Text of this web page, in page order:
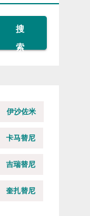
搜
索
伊沙佐米
卡马替尼
吉瑞替尼
奎扎替尼